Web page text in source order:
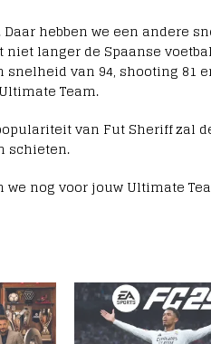
hebben we een andere
niet langer de Spaanse
snelheid van 94, shooting 81
Team.
van Fut Sheriff zal
schieten.
nog voor jouw Ultimate